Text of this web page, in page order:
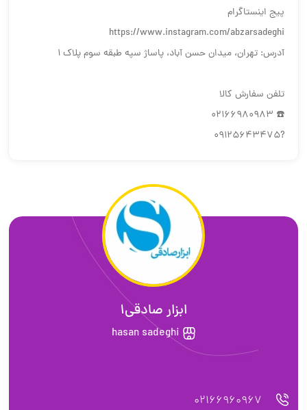
پیج اینستاگرام
https://www.instagram.com/abzarsadeghi
آدرس: تهران، میدان حسن آباد، پاساژ سپه طبقه سوم پلاک ۱
تلفن سفارش کالا
☎️ 02166980983
?09125643475
ابزار صادقی1
hasan sadeghi
02166960967